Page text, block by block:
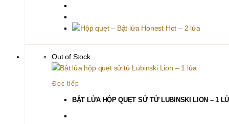
Out of Stock
Đọc tiếp
BẬT LỬA HỘP QUẸT SỬ TỬ LUBINSKI LION – 1